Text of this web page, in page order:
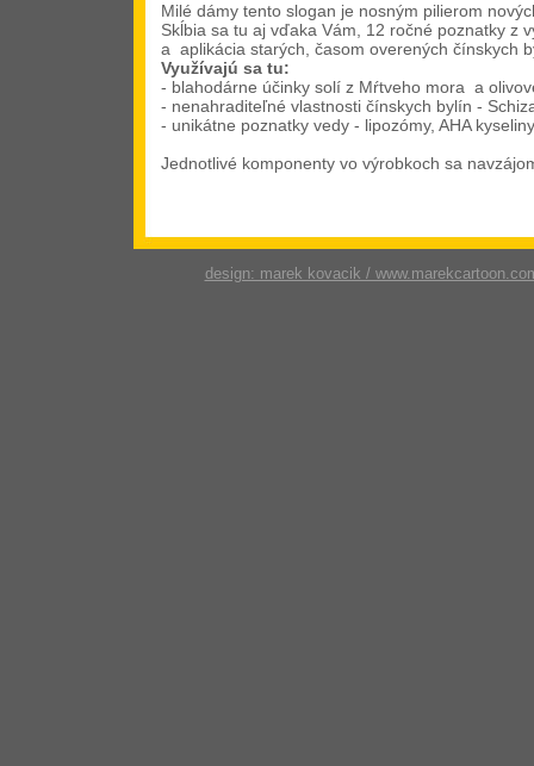
Milé dámy tento slogan je nosným pilierom
Skĺbia sa tu aj vďaka Vám, 12 ročné poznatky z
a aplikácia starých, časom overených čínskych
Využívajú sa tu:
- blahodárne účinky solí z Mŕtveho mora a
- nenahraditeľné vlastnosti čínskych bylín -
- unikátne poznatky vedy - lipozómy, AHA
Jednotlivé komponenty vo výrobkoch sa
design: marek kovacik /